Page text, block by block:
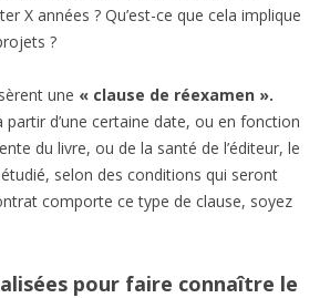
X années ? Qu’est-ce que cela implique
?
une « clause de réexamen ».
partir d’une certaine date, ou en fonction
du livre, ou de la santé de l’éditeur, le
selon des conditions qui seront
comporte ce type de clause, soyez
pour faire connaître le